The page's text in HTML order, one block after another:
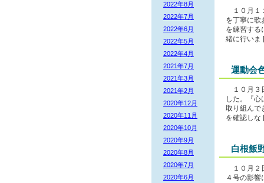
2022年8月
2022年7月
2022年6月
2022年5月
2022年4月
2021年7月
2021年3月
2021年2月
2020年12月
2020年11月
2020年10月
2020年9月
2020年8月
2020年7月
2020年6月
１０月１
を丁寧に
を練習する
緒に行いま
運動会
１０月３
した。『心
取り組んで
を確認し
白根飯
１０月２
４号の影響